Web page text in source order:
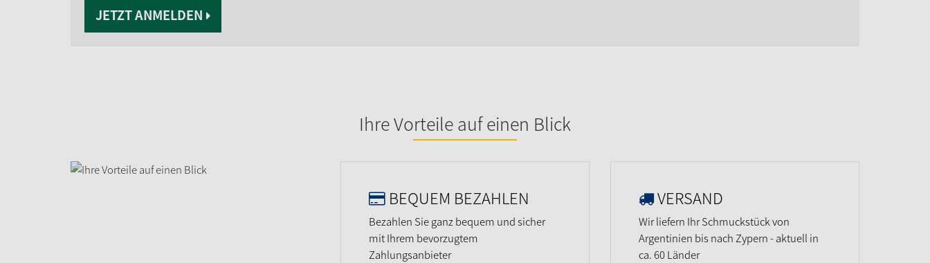
JETZT ANMELDEN
Ihre Vorteile auf einen Blick
BEQUEM BEZAHLEN
Bezahlen Sie ganz bequem und sicher
mit Ihrem bevorzugtem
Zahlungsanbieter
VERSAND
Wir liefern Ihr Schmuckstück von
Argentinien bis nach Zypern - aktuell in
ca. 60 Länder